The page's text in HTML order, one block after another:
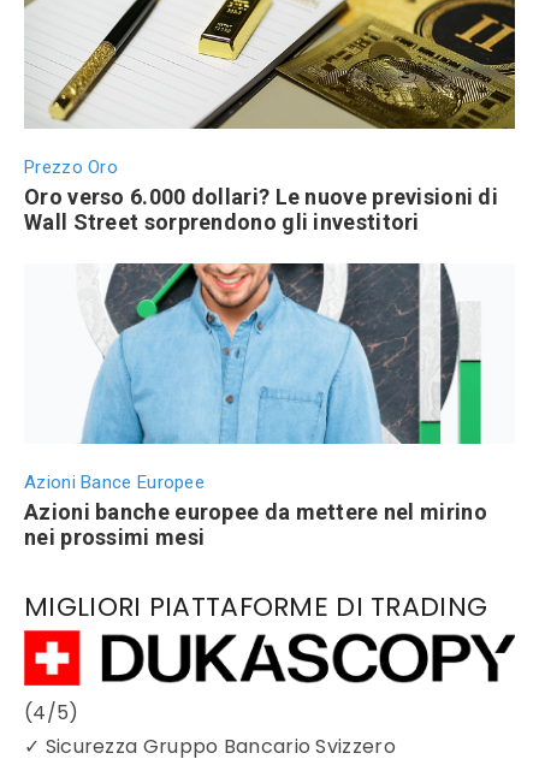
Prezzo Oro
Oro verso 6.000 dollari? Le nuove previsioni di
Wall Street sorprendono gli investitori
Azioni Bance Europee
Azioni banche europee da mettere nel mirino
nei prossimi mesi
MIGLIORI PIATTAFORME DI TRADING
(4/5)
✓ Sicurezza Gruppo Bancario Svizzero